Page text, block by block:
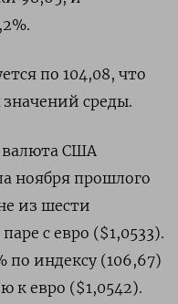
по 104,08, что
среды.
валюта США
ноября прошлого
из шести
с евро ($1,0533).
по индексу (106,67)
к евро ($1,0542).